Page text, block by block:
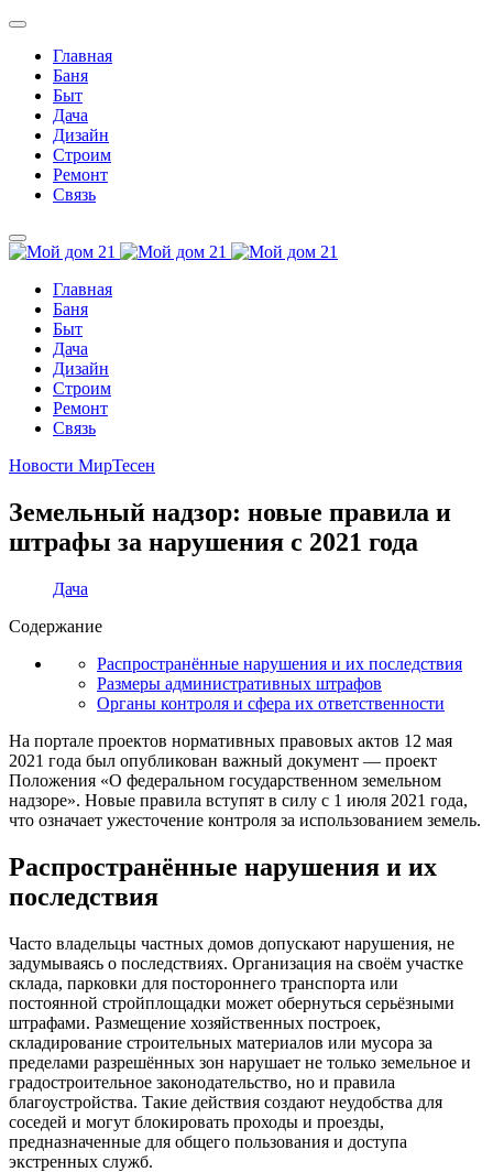
Главная
Баня
Быт
Дача
Дизайн
Строим
Ремонт
Связь
Главная
Баня
Быт
Дача
Дизайн
Строим
Ремонт
Связь
Новости МирТесен
Земельный надзор: новые правила и
штрафы за нарушения с 2021 года
Дача
Содержание
Распространённые нарушения и их последствия
Размеры административных штрафов
Органы контроля и сфера их ответственности
На портале проектов нормативных правовых актов 12 мая
2021 года был опубликован важный документ — проект
Положения «О федеральном государственном земельном
надзоре». Новые правила вступят в силу с 1 июля 2021 года,
что означает ужесточение контроля за использованием земель.
Распространённые нарушения и их
последствия
Часто владельцы частных домов допускают нарушения, не
задумываясь о последствиях. Организация на своём участке
склада, парковки для постороннего транспорта или
постоянной стройплощадки может обернуться серьёзными
штрафами. Размещение хозяйственных построек,
складирование строительных материалов или мусора за
пределами разрешённых зон нарушает не только земельное и
градостроительное законодательство, но и правила
благоустройства. Такие действия создают неудобства для
соседей и могут блокировать проходы и проезды,
предназначенные для общего пользования и доступа
экстренных служб.